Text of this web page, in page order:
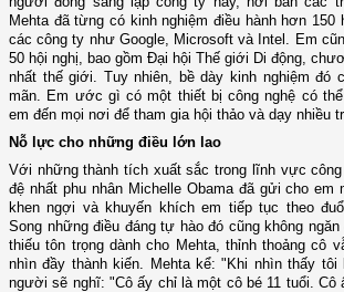
Mehta đã từng có kinh nghiệm điều hành hơn 150
các công ty như Google, Microsoft và Intel. Em
50 hội nghị, bao gồm Đại hội Thế giới Di động,
nhất thế giới. Tuy nhiên, bề dày kinh nghiệm đó
mãn. Em ước gì có một thiết bị công nghệ có
em đến mọi nơi để tham gia hội thảo và dạy nhiều
Nỗ lực cho những điều lớn lao
Với những thành tích xuất sắc trong lĩnh vực
đệ nhất phu nhân Michelle Obama đã gửi cho
khen ngợi và khuyến khích em tiếp tục theo
Song những điều đáng tự hào đó cũng không
thiếu tôn trọng dành cho Mehta, thỉnh thoảng cô
nhìn đầy thành kiến. Mehta kể: "Khi nhìn thấy
người sẽ nghĩ: "Cô ấy chỉ là một cô bé 11 tuổi.